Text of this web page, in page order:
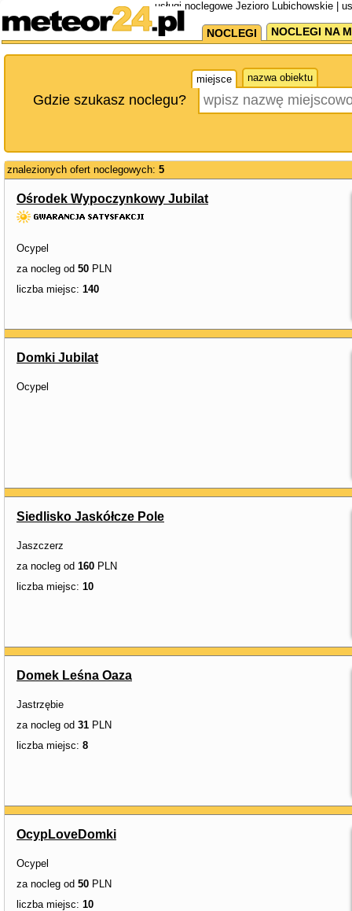
usługi noclegowe Jezioro Lubichowskie |
NOCLEGI NOCLEGI NA
miejsce nazwa obiektu
Gdzie szukasz noclegu?
znalezionych ofert noclegowych: 5
Ośrodek Wypoczynkowy Jubilat
Ocypel
za nocleg od 50 PLN
liczba miejsc: 140
Domki Jubilat
Ocypel
Siedlisko Jaskółcze Pole
Jaszczerz
za nocleg od 160 PLN
liczba miejsc: 10
Domek Leśna Oaza
Jastrzębie
za nocleg od 31 PLN
liczba miejsc: 8
OcypLoveDomki
Ocypel
za nocleg od 50 PLN
liczba miejsc: 10